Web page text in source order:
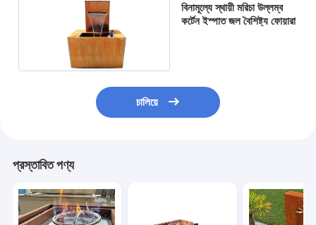
বিনামূল্যে স্থায়ী মরিচা উল্লম্ব
কর্টেন ইস্পাত জল বৈশিষ্ট্য ফোয়ারা
চালিয়ে
প্রস্তাবিত পণ্য